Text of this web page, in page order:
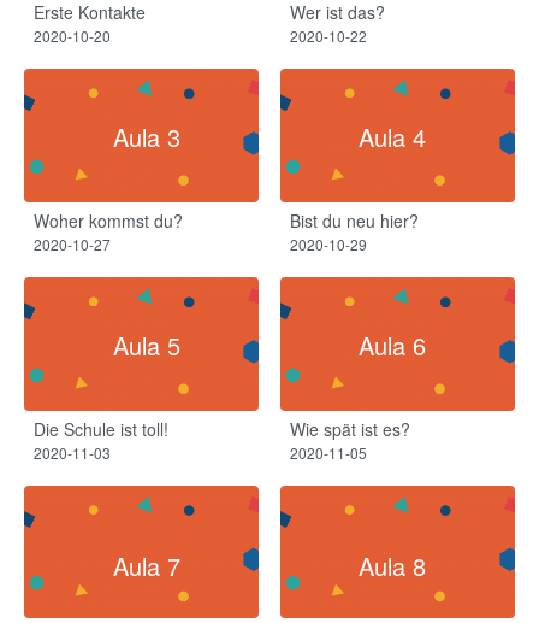
Erste Kontakte
2020-10-20
Wer ist das?
2020-10-22
Aula 3
Woher kommst du?
2020-10-27
Aula 4
Bist du neu hier?
2020-10-29
Aula 5
Die Schule ist toll!​
2020-11-03
Aula 6
Wie spät ist es?
2020-11-05
Aula 7 Aula 8